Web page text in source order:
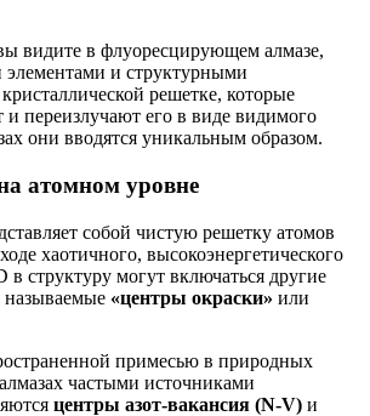
видите в флуоресцирующем алмазе,
и структурными
решетке, которые
переизлучают его в виде видимого
они вводятся уникальным образом.
атомном уровне
собой чистую решетку атомов
хаотичного, высокоэнергетического
в структуру могут включаться другие
называемые «центры окраски» или
примесью в природных
частыми источниками
центры азот-вакансия (N-V) и